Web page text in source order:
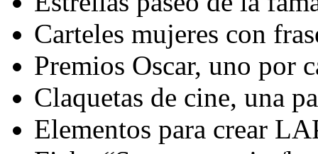
Carteles mujeres con
Premios Oscar, uno por
Claquetas de cine, una
Elementos para crear